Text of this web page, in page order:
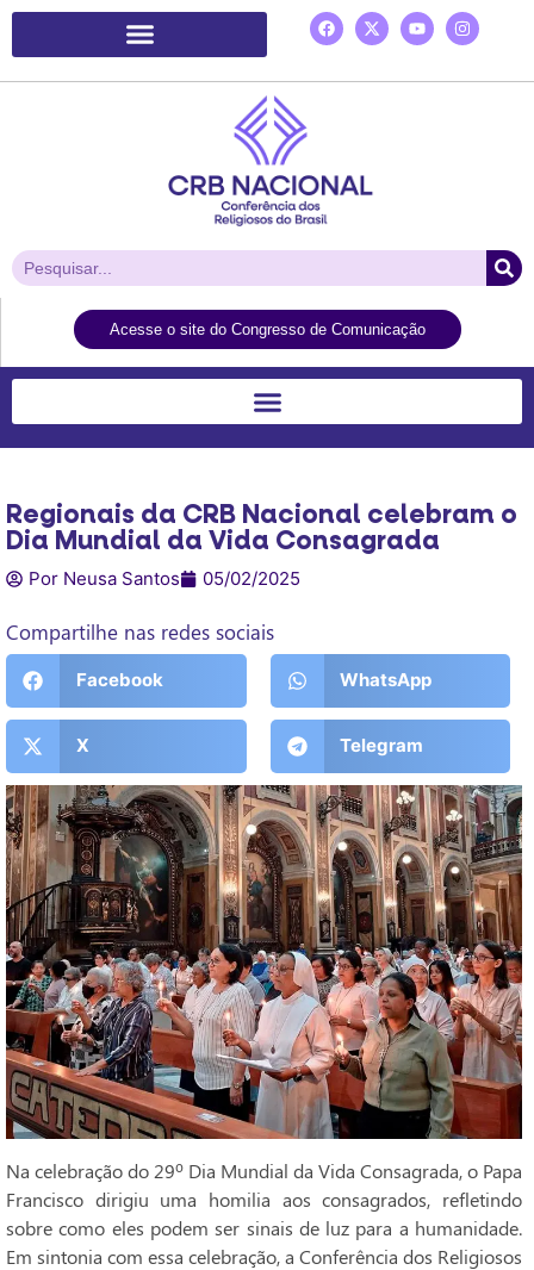
Acesse o site do Congresso de Comunicação
Regionais da CRB Nacional celebram o
Dia Mundial da Vida Consagrada
Por Neusa Santos 05/02/2025
Compartilhe nas redes sociais
Facebook WhatsApp
X Telegram
Na celebração do 29º Dia Mundial da Vida Consagrada, o Papa
Francisco dirigiu uma homilia aos consagrados, refletindo
sobre como eles podem ser sinais de luz para a humanidade.
Em sintonia com essa celebração, a Conferência dos Religiosos